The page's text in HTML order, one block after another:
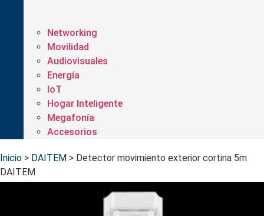
Networking
Movilidad
Audiovisuales
Energía
IoT
Hogar Inteligente
Megafonía
Accesorios
Inicio > DAITEM > Detector movimiento exterior cortina 5m
DAITEM